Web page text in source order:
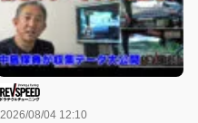
2026/08/04 12:10